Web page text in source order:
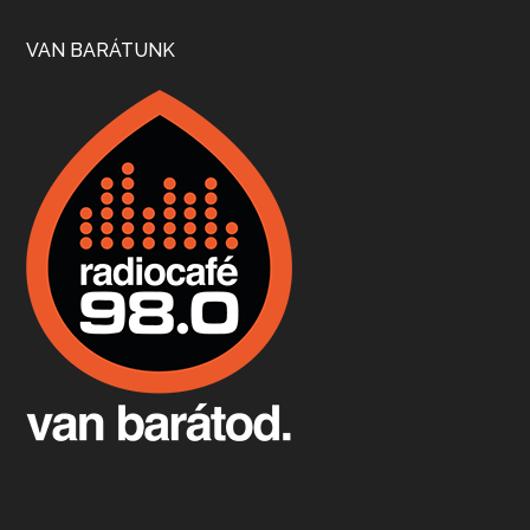
Boston, teadélután, bab és homár
Apr 9, 2026 • 00:37:17
Fermentáljunk, a testünk meghálálja!
Apr 3, 2026 • 00:36:07
VAN BARÁTUNK